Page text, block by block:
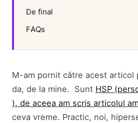
De final
FAQs
M-am pornit către acest articol
da, de la mine. Sunt HSP
), de aceea am scris articolul
ceva vreme. Practic, noi,